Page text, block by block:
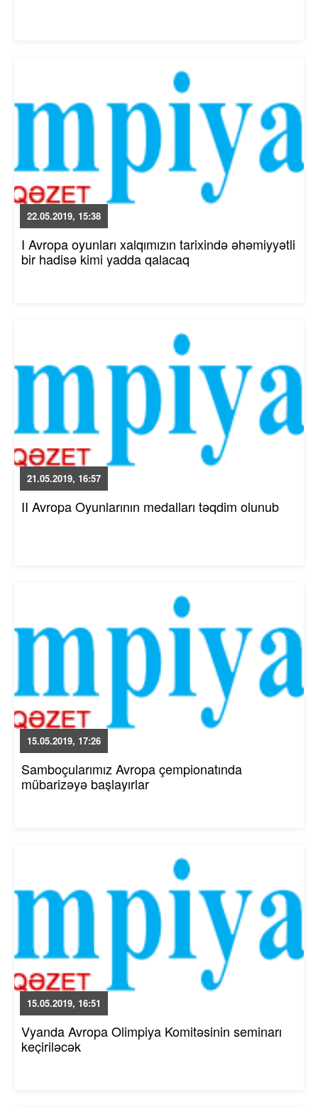
22.05.2019, 15:38
I Avropa oyunları xalqımızın tarixində əhəmiyyətli
bir hadisə kimi yadda qalacaq
21.05.2019, 16:57
II Avropa Oyunlarının medalları təqdim olunub
15.05.2019, 17:26
Samboçularımız Avropa çempionatında
mübarizəyə başlayırlar
15.05.2019, 16:51
Vyanda Avropa Olimpiya Komitəsinin seminarı
keçiriləcək